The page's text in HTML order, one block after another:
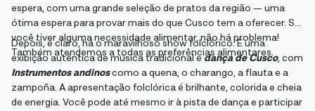
espera, com uma grande seleção de pratos da região — uma
ótima espera para provar mais do que Cusco tem a oferecer. Se
você tiver alguma necessidade alimentar, não há problema!
Também atendemos a todas as preferências alimentares.
Depois, é claro, há o maravilhoso show folclórico. É uma
exibição autêntica de música tradicional edança de Cusco, com
Instrumentos andinoscomo a quena, o charango, a flauta e a
zampoña. A apresentação folclórica é brilhante, colorida e cheia
de energia. Você pode até mesmo ir à pista de dança e participar